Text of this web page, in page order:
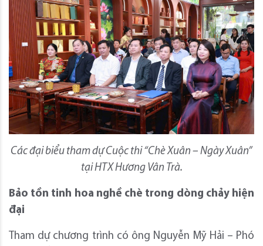
Các đại biểu tham dự Cuộc thi “Chè Xuân – Ngày Xuân”
tại HTX Hương Vân Trà.
Bảo tồn tinh hoa nghề chè trong dòng chảy hiện
đại
Tham dự chương trình có ông Nguyễn Mỹ Hải – Phó